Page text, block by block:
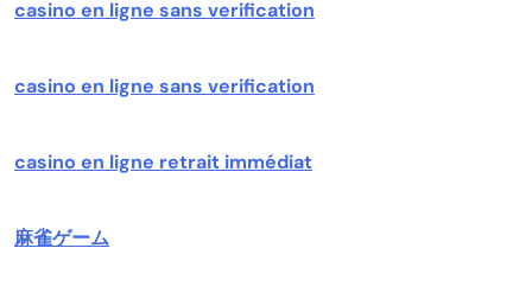
casino en ligne sans verification
casino en ligne sans verification
casino en ligne retrait immédiat
麻雀ゲーム